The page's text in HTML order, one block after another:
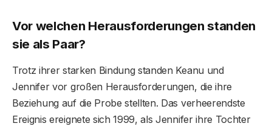
Vor welchen Herausforderungen standen
sie als Paar?
Trotz ihrer starken Bindung standen Keanu und
Jennifer vor großen Herausforderungen, die ihre
Beziehung auf die Probe stellten. Das verheerendste
Ereignis ereignete sich 1999, als Jennifer ihre Tochter